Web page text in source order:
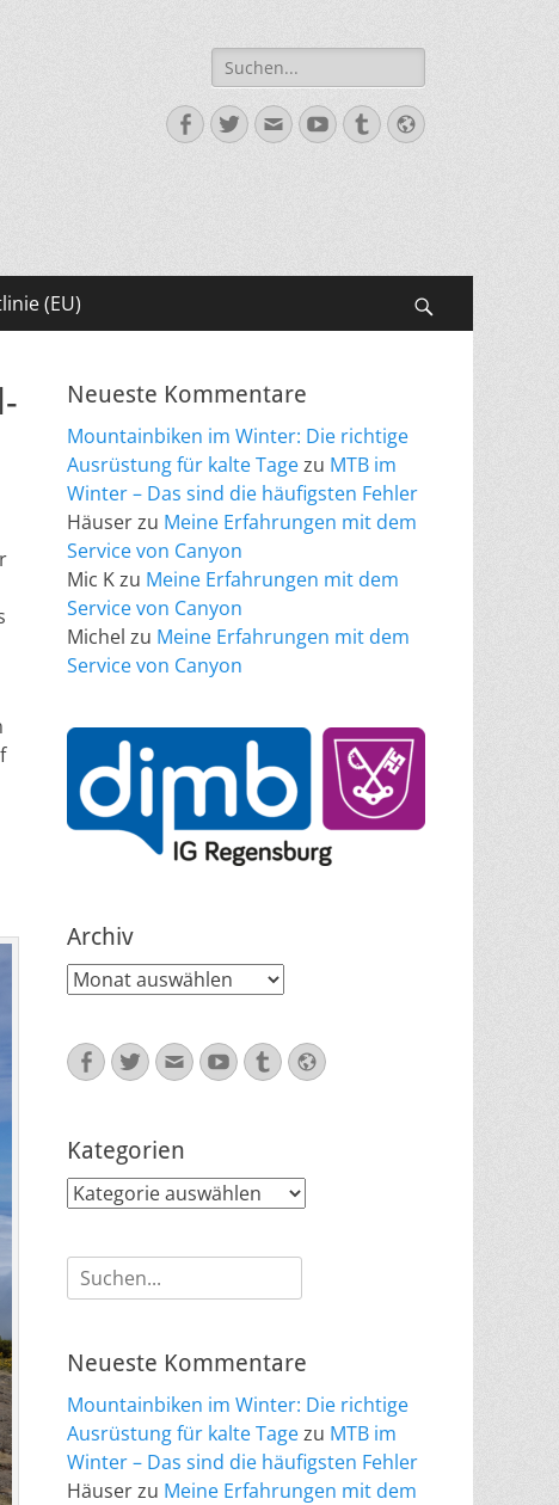
Suche
nach:
Facebook
Twitter
E-
Mail
YouTube
TumblrWebsite
(EU)
Neueste Kommentare
Mountainbiken im Winter: Die richtige
Ausrüstung für kalte Tagezu MTB im
Winter – Das sind die häufigsten Fehler
Häuserzu Meine Erfahrungen mit dem
Service von Canyon
Mic Kzu Meine Erfahrungen mit dem
Service von Canyon
Michel zu Meine Erfahrungen mit dem
Service von Canyon
Archiv
Archiv
Facebook
Twitter
E-
Mail
YouTube
TumblrWebsite
Kategorien
Kategorien
Suche
nach:
Neueste Kommentare
Mountainbiken im Winter: Die richtige
Ausrüstung für kalte Tagezu MTB im
Winter – Das sind die häufigsten Fehler
Häuserzu Meine Erfahrungen mit dem